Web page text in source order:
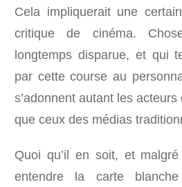
Cela impliquerait une
critique de cinéma.
longtemps disparue, et qui
par cette course au
s’adonnent autant les
que ceux des médias
Quoi qu’il en soit, et
entendre la carte